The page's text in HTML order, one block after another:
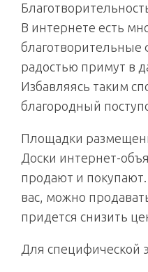
В интернете есть
благотворительные
радостью примут в
Избавляясь таким
благородный
Площадки
Доски интернет-
продают и
вас, можно
придется снизить
Для специфической